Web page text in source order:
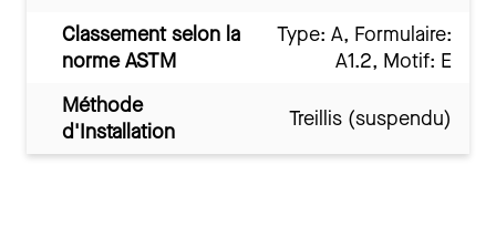
Classement selon la
norme ASTM
Type: A, Formulaire:
A1.2, Motif: E
Méthode
d'Installation
Treillis (suspendu)